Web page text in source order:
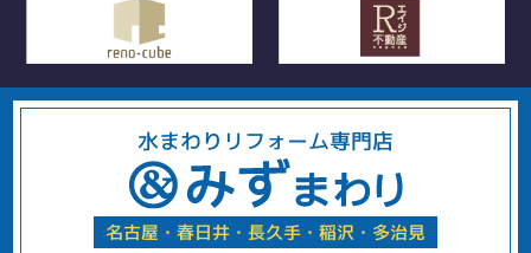
水まわりリフォーム専門店
名古屋・春日井・長久手・稲沢・多治見